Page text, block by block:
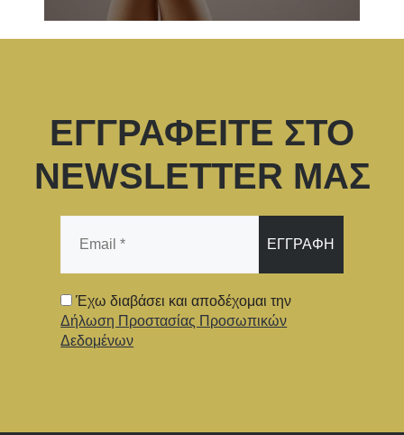
ΕΓΓΡΑΦΕΙΤΕ ΣΤΟ
NEWSLETTER ΜΑΣ
Έχω διαβάσει και αποδέχομαι την
Δήλωση Προστασίας Προσωπικών
Δεδομένων